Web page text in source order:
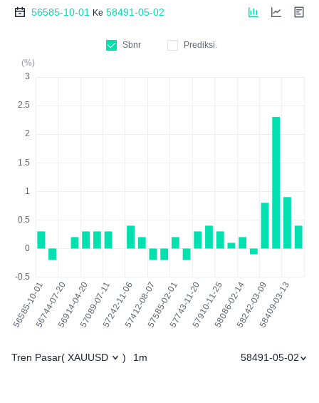
56585-10-01 Ke 58491-05-02
Sbnr
Prediksi.
(%)
Tren Pasar( XAUUSD ) 1m 58491-05-02